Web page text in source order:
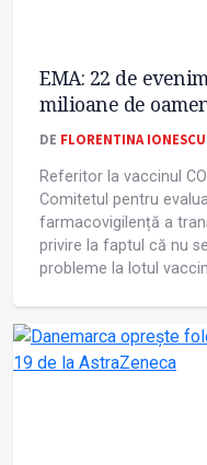
EMA: 22 de
milioane de
DE FLORENTINA IONESCU
Referitor la vaccinul
Comitetul pentru
farmacovigilență a
privire la faptul că nu
probleme la lotul